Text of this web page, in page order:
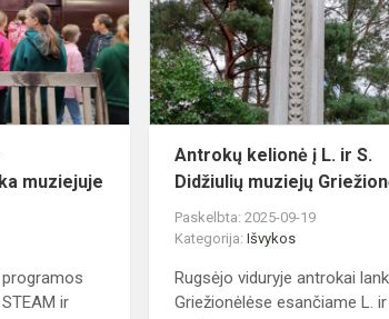
technologijų
pamoka
muziejuje
muziejuje
ir
Antrokų kelionė į L. ir S.
Didžiulių muziejų
Paskelbta: 2025-09-19
Kategorija:Išvykos
Rugsėjo viduryje antrokai
Griežionėlėse esančiame L.